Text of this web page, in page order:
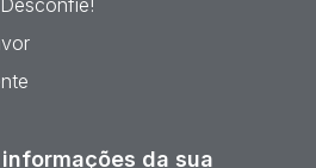
da sua